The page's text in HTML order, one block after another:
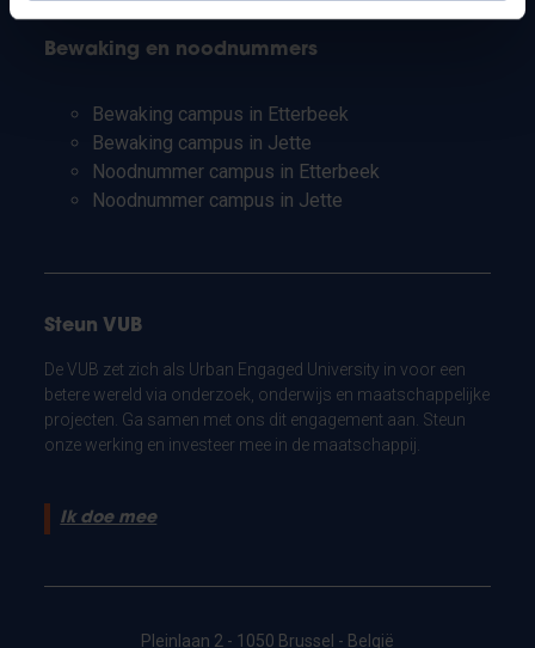
Bewaking en noodnummers
Bewaking campus in Etterbeek
Bewaking campus in Jette
Noodnummer campus in Etterbeek
Noodnummer campus in Jette
Steun VUB
De VUB zet zich als Urban Engaged University in voor een
betere wereld via onderzoek, onderwijs en maatschappelijke
projecten. Ga samen met ons dit engagement aan. Steun
onze werking en investeer mee in de maatschappij.
Ik doe mee
Pleinlaan 2 - 1050 Brussel - België